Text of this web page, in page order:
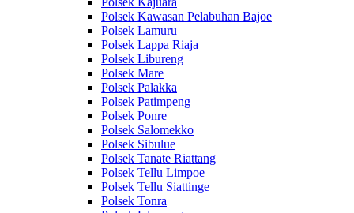
Polsek Kawasan Pelabuhan Bajoe
Polsek Lamuru
Polsek Lappa Riaja
Polsek Libureng
Polsek Mare
Polsek Palakka
Polsek Patimpeng
Polsek Ponre
Polsek Salomekko
Polsek Sibulue
Polsek Tanate Riattang
Polsek Tellu Limpoe
Polsek Tellu Siattinge
Polsek Tonra